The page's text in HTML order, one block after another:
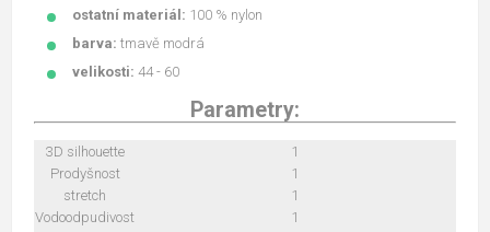
ostatní materiál: 100 % nylon
barva: tmavě modrá
velikosti: 44 - 60
Parametry:
3D silhouette
1
Prodyšnost
1
stretch
1
Vodoodpudivost
1